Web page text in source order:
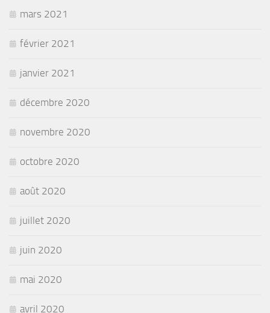
mars 2021
février 2021
janvier 2021
décembre 2020
novembre 2020
octobre 2020
août 2020
juillet 2020
juin 2020
mai 2020
avril 2020